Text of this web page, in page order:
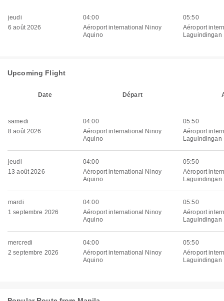
jeudi
6 août 2026
04:00
Aéroport international Ninoy
Aquino
05:50
Aéroport
Laguindingan
Upcoming Flight
Date Départ
samedi
8 août 2026
04:00
Aéroport international Ninoy
Aquino
05:50
Aéroport
Laguindingan
jeudi
13 août 2026
04:00
Aéroport international Ninoy
Aquino
05:50
Aéroport
Laguindingan
mardi
1 septembre 2026
04:00
Aéroport international Ninoy
Aquino
05:50
Aéroport
Laguindingan
mercredi
2 septembre 2026
04:00
Aéroport international Ninoy
Aquino
05:50
Aéroport
Laguindingan